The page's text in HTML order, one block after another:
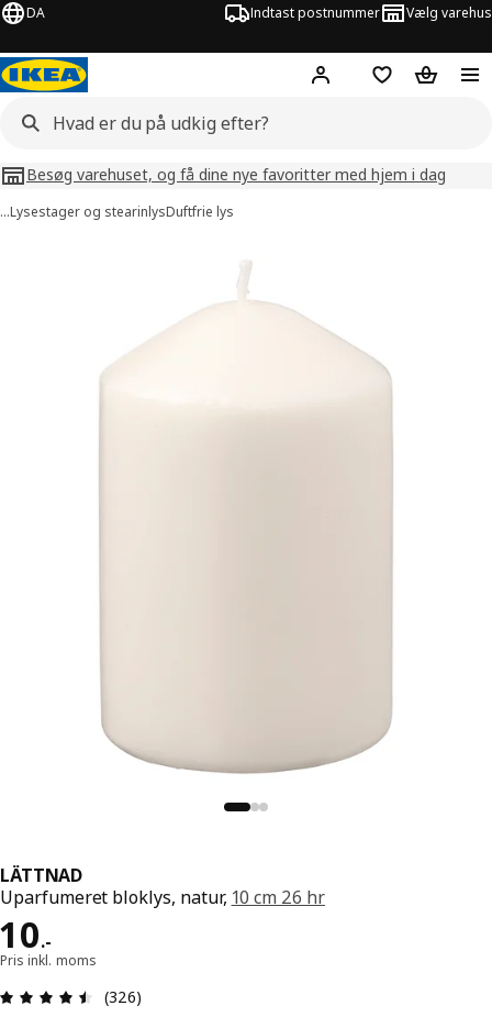
DA Indtast postnummer Vælg varehus
Hej! Log ind her
Huskeliste
Kurv
Besøg varehuset, og få dine nye favoritter med hjem i dag
…Lysestager og stearinlysDuftfrie lys
LÄTTNAD
Uparfumeret bloklys, natur, 10 cm 26 hr
10.-
Pris 10.-
Pris inkl. moms
Anmeldelse: 4.5 Ud af 5 Stjerner. Anmeldelser i
(326)